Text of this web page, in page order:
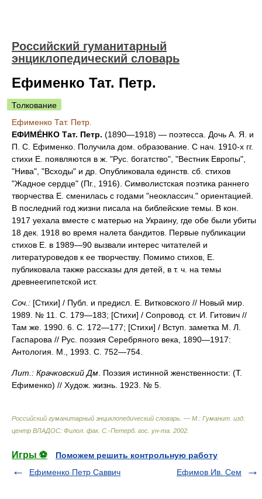
Российский гуманитарный
энциклопедический словарь
Ефименко Тат. Петр.
Толкование
Ефименко Тат. Петр.
ЕФИМЕ́НКО Тат. Петр. (1890—1918) — поэтесса. Дочь А. Я. и
П. С. Ефименко. Получила дом. образование. С нач. 1910-х гг.
стихи Е. появляются в ж. "Рус. богатство", "Вестник Европы",
"Нива", "Всходы" и др. Опубликовала единств. сб. стихов
"Жадное сердце" (Пг., 1916). Символистская поэтика раннего
творчества Е. сменилась с годами "неоклассич." ориентацией.
В последний год жизни писала на библейские темы. В кон.
1917 уехала вместе с матерью на Украину, где обе были убиты
18 дек. 1918 во время налета бандитов. Первые публикации
стихов Е. в 1989—90 вызвали интерес читателей и
литературоведов к ее творчеству. Помимо стихов, Е.
публиковала также рассказы для детей, в т. ч. на темы
древнеегипетской ист.
Соч.: [Стихи] / Публ. и предисл. Е. Витковского // Новый мир.
1989. № 11. С. 179—183; [Стихи] / Сопровод. ст. И. Гитович //
Там же. 1990. 6. С. 172—177; [Стихи] / Вступ. заметка М. Л.
Гаспарова // Рус. поэзия Серебряного века, 1890—1917:
Антология. М., 1993. С. 752—754.
Лит.: Крачковский Дм . Поэзия истинной женственности: (Т.
Ефименко) // Худож. жизнь. 1923. № 5.
Российский гуманитарный энциклопедический словарь. — М.: Гуманит. изд.
центр ВЛАДОС: Филол. фак. С.-Петерб. гос. ун-та 2002
Игры ⚽
Поможем решить контрольную работу
Ефименко Петр Саввич
Ефимов Ив. Сем